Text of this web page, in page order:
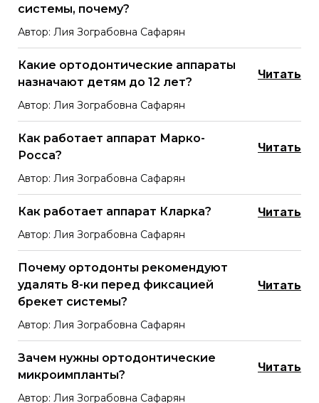
системы, почему?
Автор: Лия Зограбовна Сафарян
Какие ортодонтические аппараты
назначают детям до 12 лет?
Читать
Автор: Лия Зограбовна Сафарян
Как работает аппарат Марко-
Росса?
Читать
Автор: Лия Зограбовна Сафарян
Как работает аппарат Кларка? Читать
Автор: Лия Зограбовна Сафарян
Почему ортодонты рекомендуют
удалять 8-ки перед фиксацией
брекет системы?
Читать
Автор: Лия Зограбовна Сафарян
Зачем нужны ортодонтические
микроимпланты?
Читать
Автор: Лия Зограбовна Сафарян